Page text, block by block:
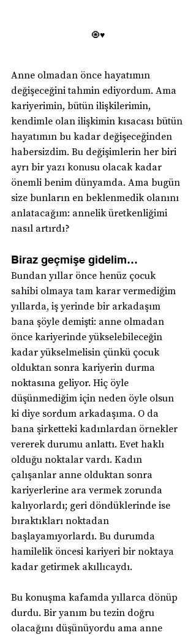
🧿♥️
Anne olmadan önce hayatımın
değişeceğini tahmin ediyordum. Ama
kariyerimin, bütün ilişkilerimin,
kendimle olan ilişkimin kısacası bütün
hayatımın bu kadar değişeceğinden
habersizdim. Bu değişimlerin her biri
ayrı bir yazı konusu olacak kadar
önemli benim dünyamda. Ama bugün
size bunların en beklenmedik olanını
anlatacağım: annelik üretkenliğimi
nasıl artırdı?
Biraz geçmişe gidelim…
Bundan yıllar önce henüz çocuk
sahibi olmaya tam karar vermediğim
yıllarda, iş yerinde bir arkadaşım
bana şöyle demişti: anne olmadan
önce kariyerinde yükselebileceğin
kadar yükselmelisin çünkü çocuk
olduktan sonra kariyerin durma
noktasına geliyor. Hiç öyle
düşünmediğim için neden öyle olsun
ki diye sordum arkadaşıma. O da
bana şirketteki kadınlardan örnekler
vererek durumu anlattı. Evet haklı
olduğu noktalar vardı. Kadın
çalışanlar anne olduktan sonra
kariyerlerine ara vermek zorunda
kalıyorlardı; geri döndüklerinde ise
bıraktıkları noktadan
başlayamıyorlardı. Bu durumda
hamilelik öncesi kariyeri bir noktaya
kadar getirmek akıllıcaydı.
Bu konuşma kafamda yıllarca dönüp
durdu. Bir yanım bu tezin doğru
olacağını düşünüyordu ama anne